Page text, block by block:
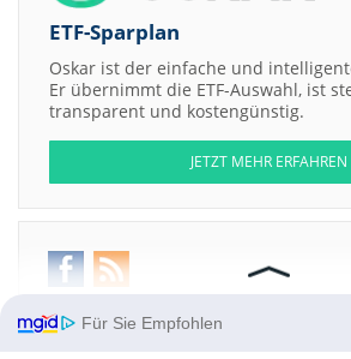
ETF-Sparplan
Oskar ist der einfache und
Er übernimmt die ETF-Auswahl, ist
transparent und kostengünstig.
JETZT MEHR ERFAHREN
Für Sie Empfohlen